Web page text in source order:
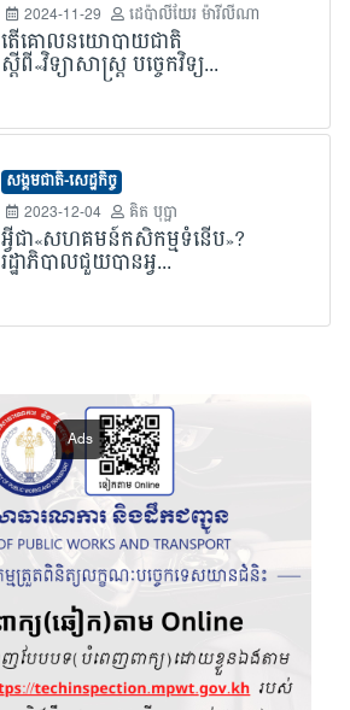
2024-11-29
ដេប៉ាលីយែរ ម៉ារីលីណា
តើគោលនយោបាយជាតិ
ស្តីពី«វិទ្យាសាស្ត្រ បច្ចេកវិទ្យ...
សង្គមជាតិ-សេដ្ឋកិច្ច
2023-12-04
គិត បុប្ផា
អ្វីជា«សហគមន៍កសិកម្មទំនើប»?
រដ្ឋាភិបាលជួយបានអ្វ...